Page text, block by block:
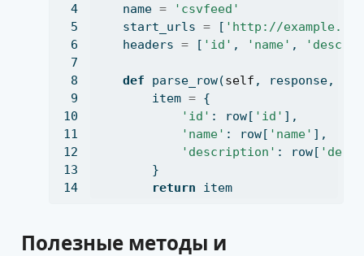
    name
=
'csvfeed'
    start_urls
= [ 'http://
    headers
= [ 'id' , 'name' ,
def parse_row(self , response,
        item
= {
'id' : row[ 'id' ],
'name' : row[ 'name' ],
'description' : row[
        }
return item
Полезные методы и